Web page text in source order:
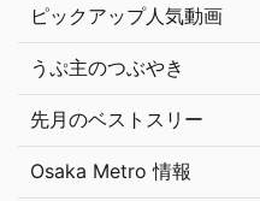
ピックアップ人気動画
うぷ主のつぶやき
先月のベストスリー
Osaka Metro 情報